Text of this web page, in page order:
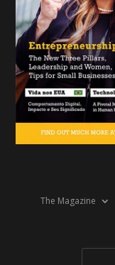
The Magazine